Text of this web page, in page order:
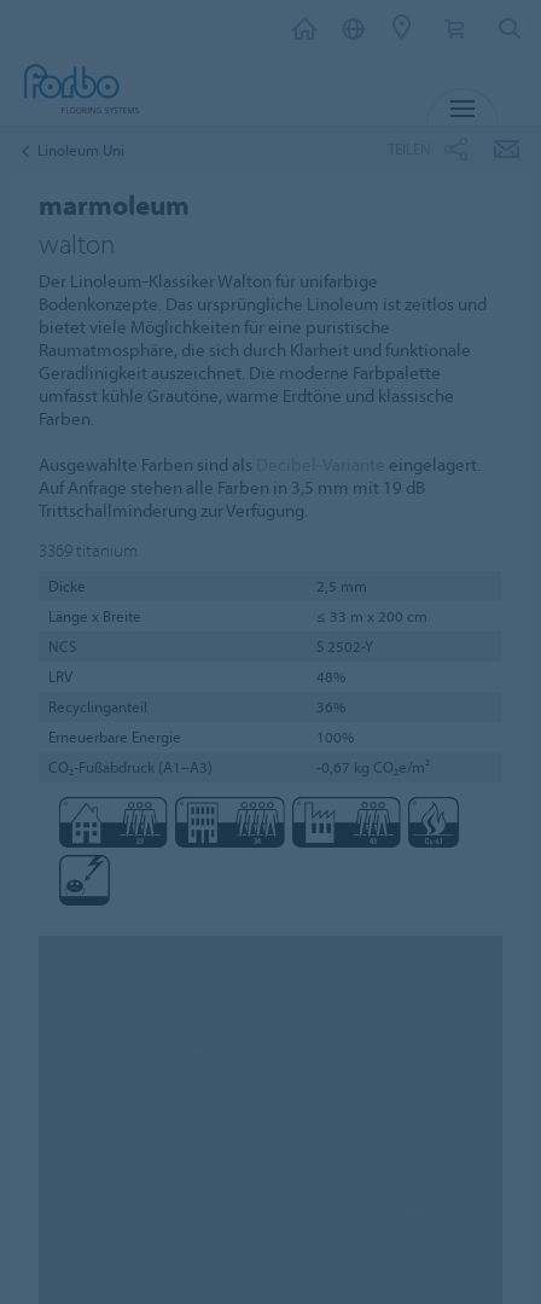
Linoleum Uni
marmoleum
walton
Der Linoleum-Klassiker Walton für unifarbige
Bodenkonzepte. Das ursprüngliche Linoleum ist zeitlos und
bietet viele Möglichkeiten für eine puristische
Raumatmosphäre, die sich durch Klarheit und funktionale
Geradlinigkeit auszeichnet. Die moderne Farbpalette
umfasst kühle Grautöne, warme Erdtöne und klassische
Farben.
Ausgewählte Farben sind als
eingelagert.
Auf Anfrage stehen alle Farben in 3,5 mm mit 19 dB
Trittschallminderung zur Verfügung.
3369titanium
Dicke
2,5 mm
Länge x Breite
≤ 33 m x 200 cm
NCS
S 2502-Y
LRV
48%
Recyclinganteil
36%
Erneuerbare Energie
100%
CO₂-Fußabdruck (A1–A3)
-0,67 kg CO₂e/m²